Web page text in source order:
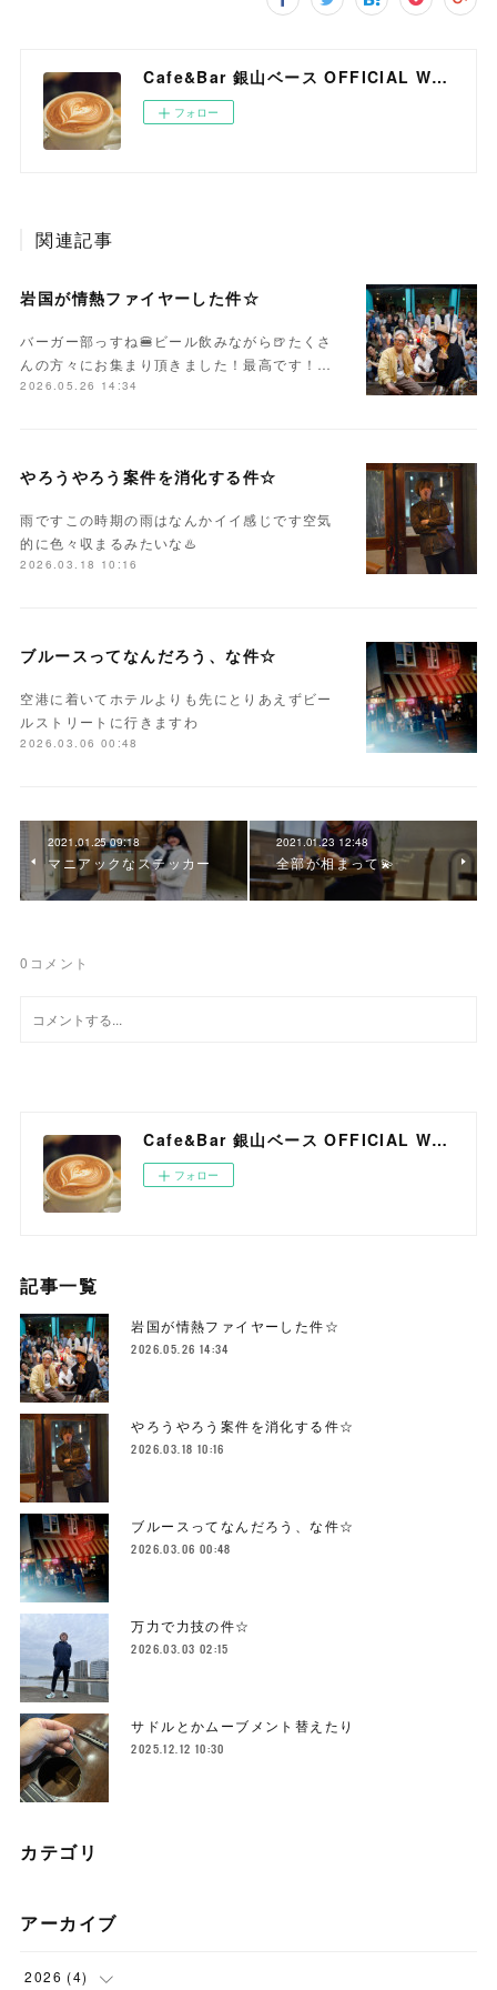
Cafe&Bar 銀山ベース OFFICIAL WEB SITE
フォロー
関連記事
岩国が情熱ファイヤーした件☆
バーガー部っすね🍔ビール飲みながら🍺たくさ
んの方々にお集まり頂きました！最高です！…
2026.05.26 14:34
やろうやろう案件を消化する件☆
雨ですこの時期の雨はなんかイイ感じです空気
的に色々収まるみたいな♨️
2026.03.18 10:16
ブルースってなんだろう、な件☆
空港に着いてホテルよりも先にとりあえずビー
ルストリートに行きますわ
2026.03.06 00:48
2021.01.25 09:18
マニアックなステッカー
2021.01.23 12:48
全部が相まって💫
0 コメント
Cafe&Bar 銀山ベース OFFICIAL WEB SITE
フォロー
記事一覧
岩国が情熱ファイヤーした件☆
2026.05.26 14:34
やろうやろう案件を消化する件☆
2026.03.18 10:16
ブルースってなんだろう、な件☆
2026.03.06 00:48
万力で力技の件☆
2026.03.03 02:15
サドルとかムーブメント替えたり
2025.12.12 10:30
カテゴリ
アーカイブ
2026 (4)